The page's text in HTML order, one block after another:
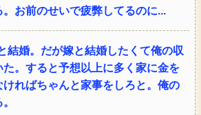
お前のせいで疲弊してるのに...
結婚。だが嫁と結婚したくて俺の収
た。すると予想以上に多く家に金を
ければちゃんと家事をしろと。俺の